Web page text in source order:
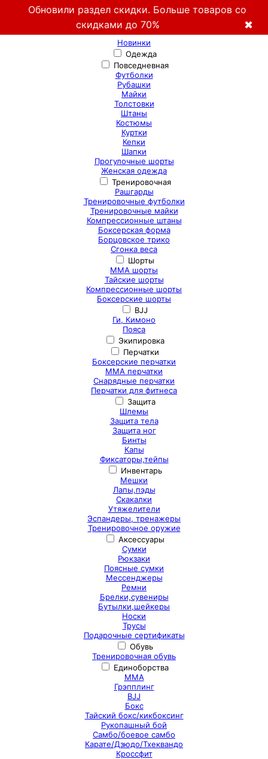
Обновили раздел скидки. Больше товаров со
скидками до 70%
✖
Новинки
Одежда
Повседневная
Футболки
Рубашки
Майки
Толстовки
Штаны
Костюмы
Куртки
Кепки
Шапки
Прогулочные шорты
Женская одежда
Тренировочная
Рашгарды
Тренировочные футболки
Тренировочные майки
Компрессионные штаны
Боксерская форма
Борцовское трико
Сгонка веса
Шорты
ММА шорты
Тайские шорты
Компрессионные шорты
Боксерские шорты
BJJ
Ги, Кимоно
Пояса
Экипировка
Перчатки
Боксерские перчатки
ММА перчатки
Снарядные перчатки
Перчатки для фитнеса
Защита
Шлемы
Защита тела
Защита ног
Бинты
Капы
Фиксаторы,тейпы
Инвентарь
Мешки
Лапы,пэды
Скакалки
Утяжелители
Эспандеры, тренажеры
Тренировочное оружие
Аксессуары
Сумки
Рюкзаки
Поясные сумки
Мессенджеры
Ремни
Брелки,сувениры
Бутылки,шейкеры
Носки
Трусы
Подарочные сертификаты
Обувь
Тренировочная обувь
Единоборства
ММА
Грэпплинг
BJJ
Бокс
Тайский бокс/кикбоксинг
Рукопашный бой
Самбо/боевое самбо
Карате/Дзюдо/Тхеквандо
Кроссфит